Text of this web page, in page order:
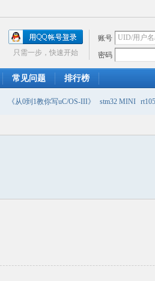
账号
密码
只需一步，快速开始
常见问题 排行榜
《从0到1教你写uC/OS-III》 stm32 MINI